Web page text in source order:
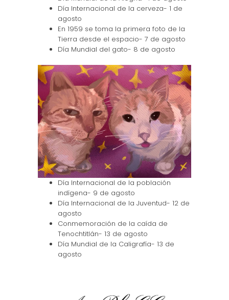
Día Internacional de la cerveza- 1 de
agosto
En 1959 se toma la primera foto de la
Tierra desde el espacio- 7 de agosto
Día Mundial del gato- 8 de agosto
Día Internacional de la población
indígena- 9 de agosto
Día Internacional de la Juventud- 12 de
agosto
Conmemoración de la caída de
Tenochtitlán- 13 de agosto
Día Mundial de la Caligrafía- 13 de
agosto